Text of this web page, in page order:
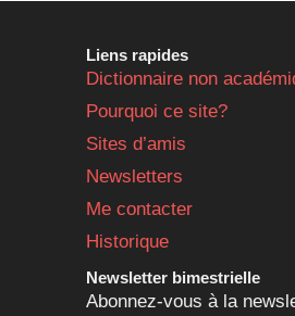
Liens rapides
Dictionnaire non
Pourquoi ce site?
Sites d’amis
Newsletters
Me contacter
Historique
Newsletter bimestrielle
Abonnez-vous à la